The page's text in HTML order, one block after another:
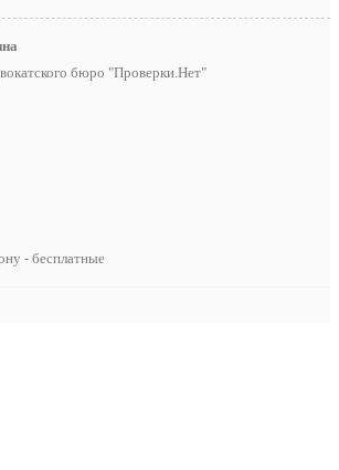
бюро "Проверки.Нет"
- бесплатные